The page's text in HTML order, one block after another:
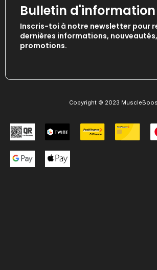
Bulletin d'information
Inscris-toi à notre newsletter pour
dernières informations,
promotions.
Copyright © 2023